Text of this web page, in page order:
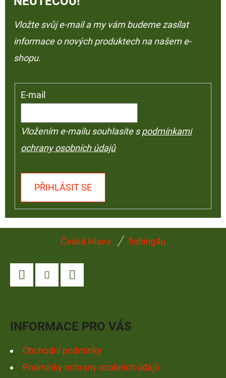
Vložte svůj e-mail a my vám budeme zasílat
informace o nových produktech na našem e-
shopu.
E-mail
Vložením e-mailu souhlasíte spodmínkami
ochrany osobních údajů
PŘIHLÁSIT SE
Česká Hlava fishing4u
INFORMACE PRO VÁS
Obchodní podmínky
Podmínky ochrany osobních údajů